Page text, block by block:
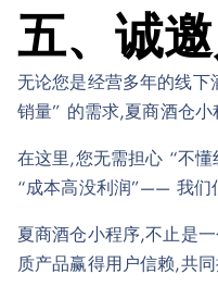
五、诚
无论您是经营多年的线
销量” 的需求,夏商酒仓
在这里,您无需担心 “不
“成本高没利润”—— 我们
夏商酒仓小程序,不止是
质产品赢得用户信赖,共